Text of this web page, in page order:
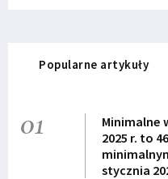
Popularne artykuły
01
Minimalne
2025 r. to
stycznia